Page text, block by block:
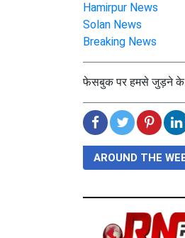
Hamirpur News
Solan News
Breaking News
फेसबुक पर हमसे जुड़ने के
AROUND THE